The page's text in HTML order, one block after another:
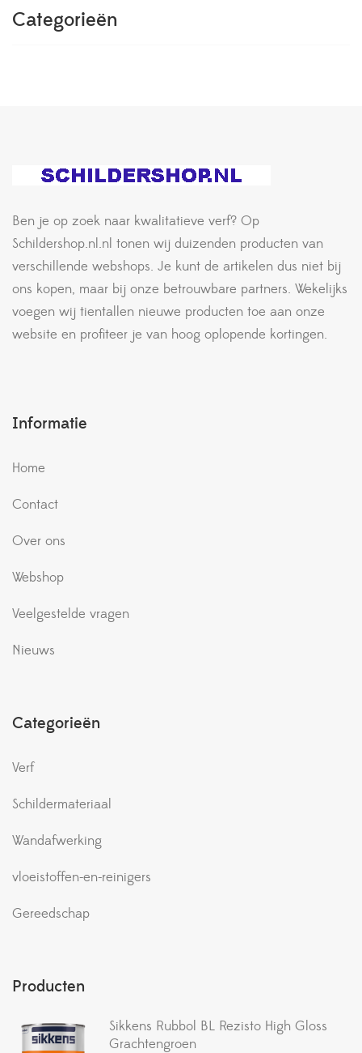
Categorieën
Ben je op zoek naar kwalitatieve verf? Op
Schildershop.nl.nl tonen wij duizenden producten van
verschillende webshops. Je kunt de artikelen dus niet bij
ons kopen, maar bij onze betrouwbare partners. Wekelijks
voegen wij tientallen nieuwe producten toe aan onze
website en profiteer je van hoog oplopende kortingen.
Informatie
Home
Contact
Over ons
Webshop
Veelgestelde vragen
Nieuws
Categorieën
Verf
Schildermateriaal
Wandafwerking
vloeistoffen-en-reinigers
Gereedschap
Producten
Sikkens Rubbol BL Rezisto High Gloss
Grachtengroen